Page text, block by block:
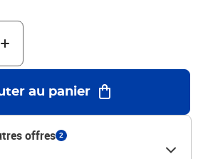
au panier
offres 2